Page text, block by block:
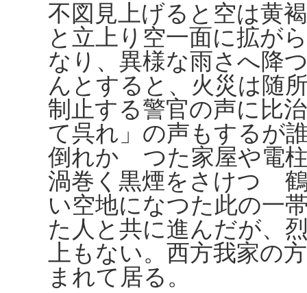
不図見上げると空は黄
と立上り空一面に拡が
なり、異様な雨さへ降
んとすると、火災は随
制止する警官の声に比
て呉れ」の声もするが
倒れかゝつた家屋や電
渦巻く黒煙をさけつゝ
い空地になつた此の一
た人と共に進んだが、
上もない。西方我家の
まれて居る。